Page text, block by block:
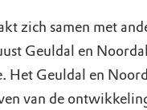
Word vrijwilliger
Werken bij
Natuurgebieden
Bezoekerscentra
Speeltips
Vergaderen in de
Onze partners &
Actuele thema's
Wat wij doen
zich samen met
Geuldal en
Het Geuldal en
van de